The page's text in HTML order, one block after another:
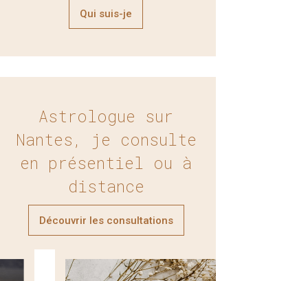
Qui suis-je
Astrologue sur
Nantes, je consulte
en présentiel ou à
distance
Découvrir les consultations